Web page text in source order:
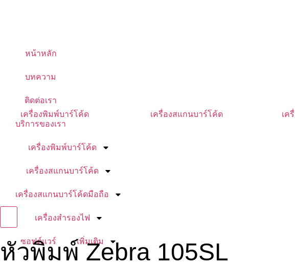
หน้าหลัก
บทความ
ติดต่อเรา
บริการของเรา
เครื่องพิมพ์บาร์โค้ด
เครื่องสแกนบาร์โค้ด
เครื่องสแกนบาร์โค้ดมือถือ
เครื่องสำรองไฟ
ซอฟต์แวร์ เพิ่มเติม
เครื่องพิมพ์บาร์โค้ด เครื่องสแกนบาร์โค้ด เค
Hamburger Toggle Menu
หัวพิมพ์ Zebra 105SL